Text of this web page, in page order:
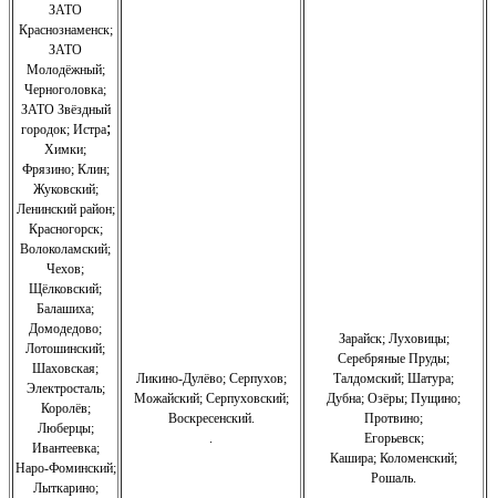
ЗАТО
Краснознаменск;
ЗАТО
Молодёжный;
Черноголовка;
ЗАТО Звёздный
городок; Истра;
Химки;
Фрязино;Клин;
Жуковский;
Ленинский район;
Красногорск;
Волоколамский;
Чехов;
Щёлковский;
Балашиха;
Домодедово;
Лотошинский;
Шаховская;
Электросталь;
Королёв;
Люберцы;
Ивантеевка;
Наро-Фоминский;
Лыткарино;
Ликино-Дулёво;Серпухов;
Можайский;Серпуховский;
Воскресенский.
Зарайск; Луховицы;
Серебряные Пруды;
Талдомский; Шатура;
Дубна; Озёры; Пущино;
Протвино;
Егорьевск;
Кашира; Коломенский;
Рошаль.